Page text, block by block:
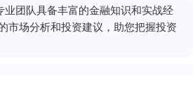
业团队具备丰富的金融知识和实战经
市场分析和投资建议，助您把握投资